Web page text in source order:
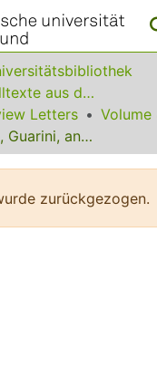
Sonstige Volltexte aus dem Bibliotheksangebot
Letters
Volume
Reply: Bafile, Guarini, and Barocchi
zurückgezogen.